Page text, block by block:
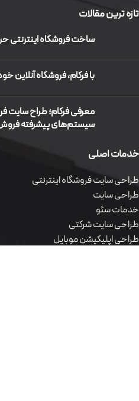
تازه ترین مقالات
ساخت فروشگاه اینترنتی
با فرکام، فروشگاه آنلاین
معرفی فرکام؛ طراح
سیستم‌های پیشرفته فروش
خدمات اصلی
طراحی سایت فروشگاه اینترنتی
طراحی سایت
خدمات سئو
طراحی سایت شرکتی
طراحی اپلیکیشن موبایل